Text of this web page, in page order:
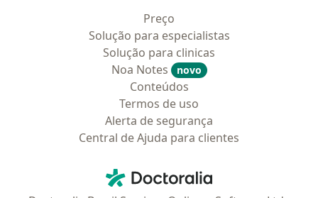
Preço
Solução para especialistas
Solução para clinicas
Noa Notes
novo
Conteúdos
Termos de uso
Alerta de segurança
Central de Ajuda para clientes
Doctoralia - Homepage